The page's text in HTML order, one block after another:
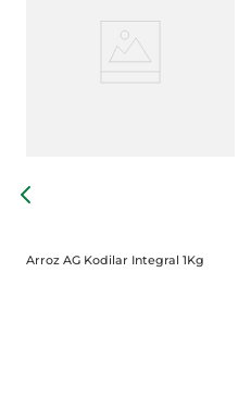
Arroz AG Kodilar Integral 1Kg